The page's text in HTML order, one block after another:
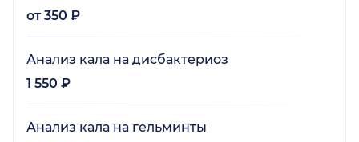
от 350 ₽
Анализ кала на дисбактериоз
1 550 ₽
Анализ кала на гельминты